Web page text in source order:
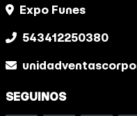
Expo Funes
543412250380
SEGUINOS